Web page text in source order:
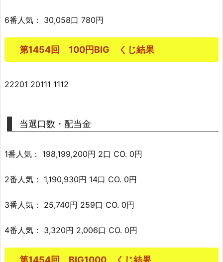
6番人気： 30,058口 780円
第1454回 100円BIG くじ結果
22201 20111 1112
当選口数・配当金
1番人気： 198,199,200円 2口 CO. 0円
2番人気： 1,190,930円 14口 CO. 0円
3番人気： 25,740円 259口 CO. 0円
4番人気： 3,320円 2,006口 CO. 0円